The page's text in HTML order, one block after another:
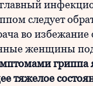
следует
во
женщины
гриппа
тяжелое